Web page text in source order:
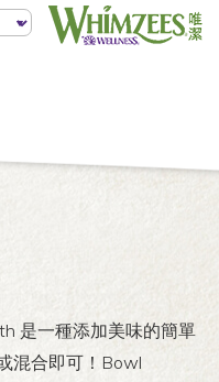
是一種添加美味的簡單
混合即可！Bowl